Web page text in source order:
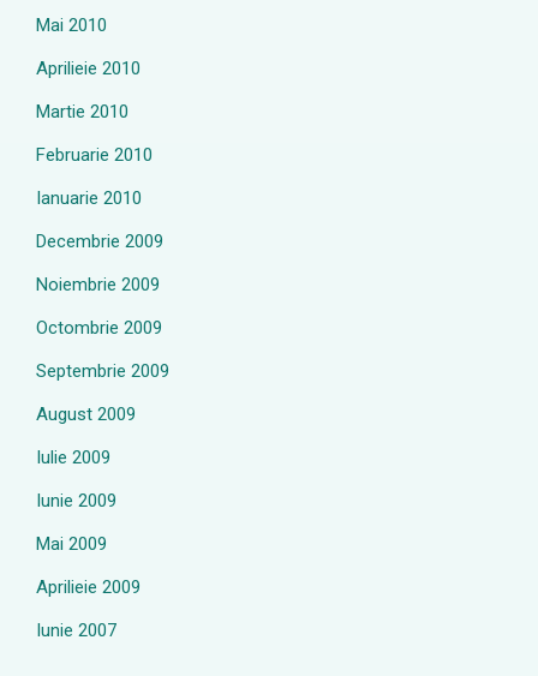
Mai 2010
Aprilieie 2010
Martie 2010
Februarie 2010
Ianuarie 2010
Decembrie 2009
Noiembrie 2009
Octombrie 2009
Septembrie 2009
August 2009
Iulie 2009
Iunie 2009
Mai 2009
Aprilieie 2009
Iunie 2007